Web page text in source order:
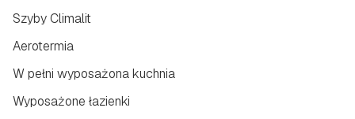
Szyby Climalit
Aerotermia
W pełni wyposażona kuchnia
Wyposażone łazienki